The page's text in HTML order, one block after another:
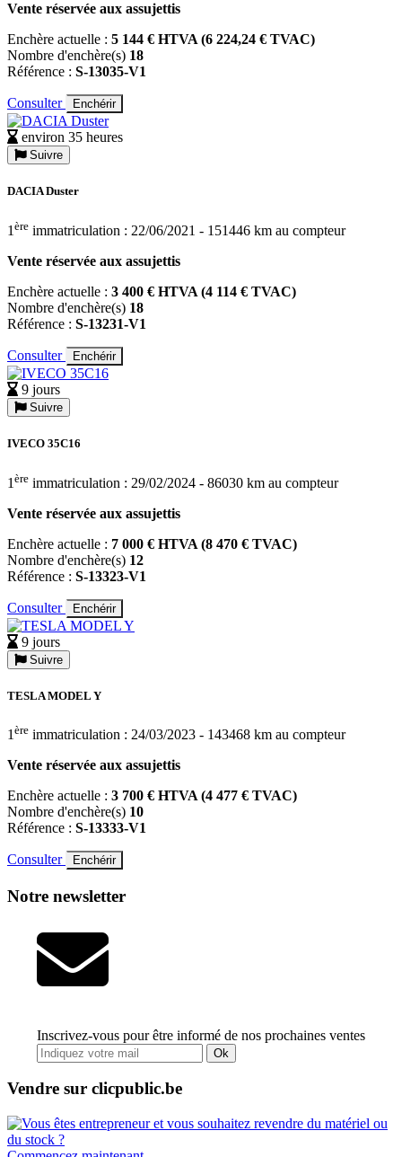
Vente réservée aux assujettis
Enchère actuelle : 5 144 € HTVA (6 224,24 € TVAC)
Nombre d'enchère(s) 18
Référence : S-13035-V1
Consulter Enchérir
environ 35 heures
Suivre
DACIA Duster
1 ère immatriculation : 22/06/2021 - 151446 km au compteur
Vente réservée aux assujettis
Enchère actuelle : 3 400 € HTVA (4 114 € TVAC)
Nombre d'enchère(s) 18
Référence : S-13231-V1
Consulter Enchérir
9 jours
Suivre
IVECO 35C16
1 ère immatriculation : 29/02/2024 - 86030 km au compteur
Vente réservée aux assujettis
Enchère actuelle : 7 000 € HTVA (8 470 € TVAC)
Nombre d'enchère(s) 12
Référence : S-13323-V1
Consulter Enchérir
9 jours
Suivre
TESLA MODEL Y
1 ère immatriculation : 24/03/2023 - 143468 km au compteur
Vente réservée aux assujettis
Enchère actuelle : 3 700 € HTVA (4 477 € TVAC)
Nombre d'enchère(s) 10
Référence : S-13333-V1
Consulter Enchérir
Notre newsletter
Inscrivez-vous pour être informé de nos prochaines ventes
Ok
Vendre sur clicpublic.be